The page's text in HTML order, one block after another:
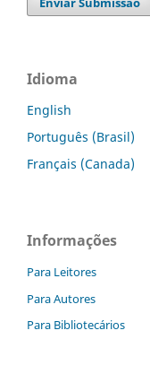
Idioma
English
Português (Brasil)
Français (Canada)
Informações
Para Leitores
Para Autores
Para Bibliotecários